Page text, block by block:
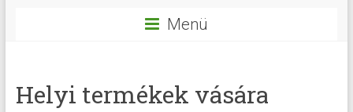
Menü
Helyi termékek vására